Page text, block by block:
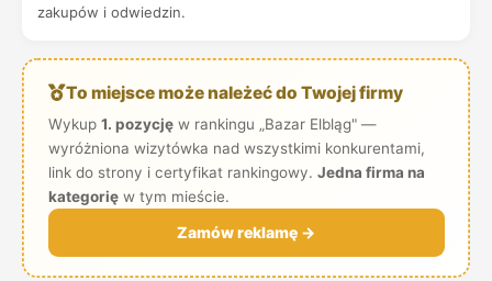
zakupów i odwiedzin.
To miejsce może należeć do Twojej firmy
Wykup 1. pozycjęw rankingu „Bazar Elbląg" —
wyróżniona wizytówka nad wszystkimi konkurentami,
link do strony i certyfikat rankingowy. Jedna firma na
kategorięw tym mieście.
Zamów reklamę →